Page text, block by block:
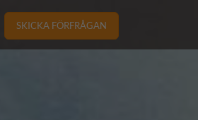
SKICKA FÖRFRÅGAN